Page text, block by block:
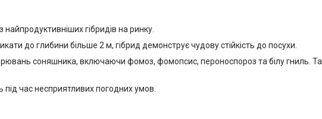
гібридів на ринку.
до глибини більше 2 м, гібрид демонструє чудову стійкість до посухи.
соняшника, включаючи фомоз, фомопсис, пероноспороз та білу гниль.
під час несприятливих погодних умов.